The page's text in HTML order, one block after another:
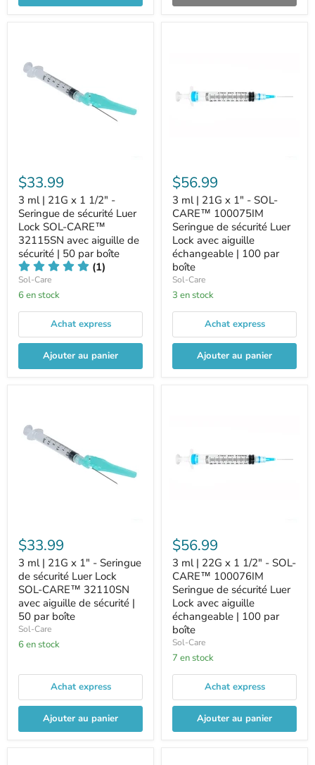
$33.99
3 ml | 21G x 1 1/2" -
Seringue de sécurité Luer
Lock SOL-CARE™
32115SN avec aiguille de
sécurité | 50 par boîte
(1)
Sol-Care
6 en stock
Achat express
Ajouter au panier
$56.99
3 ml | 21G x 1" - SOL-
CARE™ 100075IM
Seringue de sécurité Luer
Lock avec aiguille
échangeable | 100 par
boîte
Sol-Care
3 en stock
Achat express
Ajouter au panier
$33.99
3 ml | 21G x 1" - Seringue
de sécurité Luer Lock
SOL-CARE™ 32110SN
avec aiguille de sécurité |
50 par boîte
Sol-Care
6 en stock
Achat express
Ajouter au panier
$56.99
3 ml | 22G x 1 1/2" - SOL-
CARE™ 100076IM
Seringue de sécurité Luer
Lock avec aiguille
échangeable | 100 par
boîte
Sol-Care
7 en stock
Achat express
Ajouter au panier